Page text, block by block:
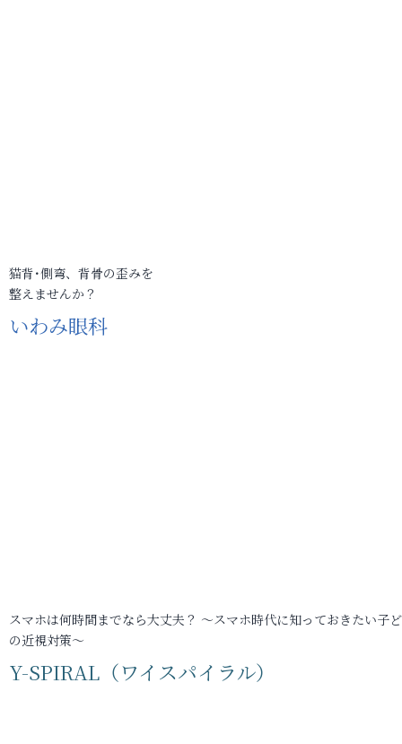
猫背･側弯、背骨の歪みを
整えませんか？
いわみ眼科
スマホは何時間までなら大丈夫？ ～スマホ時代に知っておきたい子
の近視対策～
Y-SPIRAL（ワイスパイラル）